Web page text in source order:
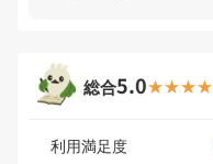
総合5.0
利用満足度